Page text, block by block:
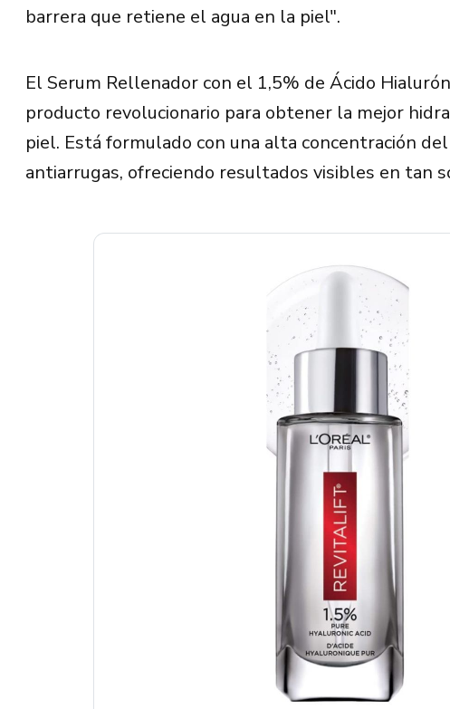
barrera que retiene el agua en la piel".
El Serum Rellenador con el 1,5% de Ácido
producto revolucionario para obtener la mejor
piel. Está formulado con una alta concentración
antiarrugas, ofreciendo resultados visibles en tan